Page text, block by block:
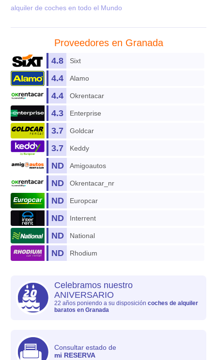
alquiler de coches en todo el Mundo
Proveedores en Granada
Sixt
4.8
Alamo
4.4
Okrentacar
4.4
Enterprise
4.3
Goldcar
3.7
Keddy
3.7
Amigoautos
ND
Okrentacar_nr
ND
Europcar
ND
Interrent
ND
National
ND
Rhodium
ND
Celebramos nuestro
ANIVERSARIO
22 años poniendo a su disposicióncoches de alquiler
baratos en Granada
Consultar estado de
mi RESERVA